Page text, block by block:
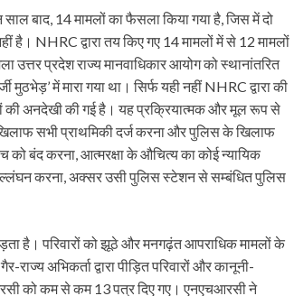
साल बाद, 14 मामलों का फैसला किया गया है, जिस में दो
है। NHRC द्वारा तय किए गए 14 मामलों में से 12 मामलों
उत्तर प्रदेश राज्य मानवाधिकार आयोग को स्थानांतरित
में मारा गया था। सिर्फ यही नहीं NHRC द्वारा की
की अनदेखी की गई है। यह प्रक्रियात्मक और मूल रूप से
सभी प्राथमिकी दर्ज करना और पुलिस के खिलाफ
बंद करना, आत्मरक्षा के औचित्य का कोई न्यायिक
करना, अक्सर उसी पुलिस स्टेशन से सम्बंधित पुलिस
है। परिवारों को झूठे और मनगढ़ंत आपराधिक मामलों के
अभिकर्ता द्वारा पीड़ित परिवारों और कानूनी-
को कम से कम 13 पत्र दिए गए। एनएचआरसी ने